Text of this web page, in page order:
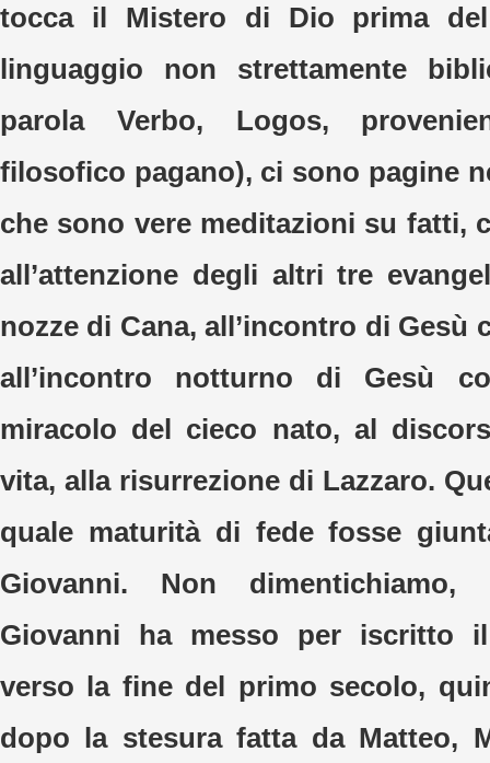
tocca il Mistero di Dio prima
linguaggio non strettamente
parola Verbo, Logos,
filosofico pagano), ci sono pagine
che sono vere meditazioni su fatti,
all’attenzione degli altri tre
nozze di Cana, all’incontro di Gesù
all’incontro notturno di Gesù
miracolo del cieco nato, al
vita, alla risurrezione di Lazzaro.
quale maturità di fede fosse
Giovanni. Non dimentichiamo,
Giovanni ha messo per iscritto
verso la fine del primo secolo,
dopo la stesura fatta da Matteo,